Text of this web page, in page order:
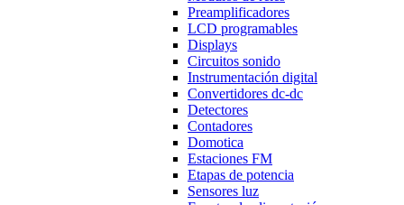
Preamplificadores
LCD programables
Displays
Circuitos sonido
Instrumentación digital
Convertidores dc-dc
Detectores
Contadores
Domotica
Estaciones FM
Etapas de potencia
Sensores luz